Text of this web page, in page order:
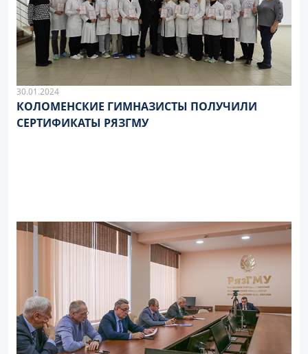
30.01.2024
КОЛОМЕНСКИЕ ГИМНАЗИСТЫ ПОЛУЧИЛИ
СЕРТИФИКАТЫ РЯЗГМУ